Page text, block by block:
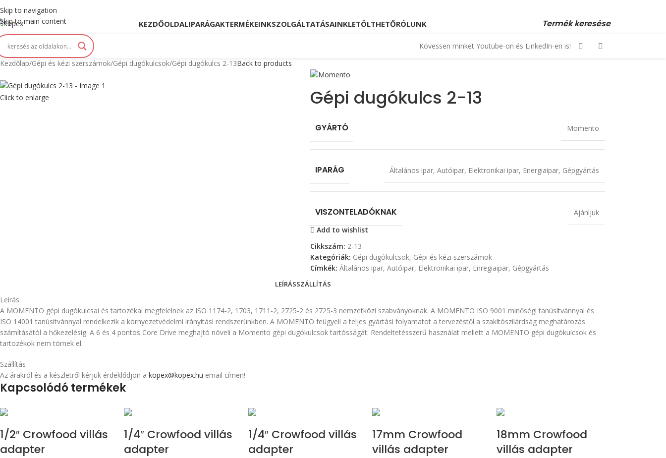
Skip to navigation
Skip to main content
Innováció és Tradíció kéz a kézben...
KEZDŐOLDALIPARÁGAKTERMÉKEINKSZOLGÁLTATÁSAINKLETÖLTHETŐRÓLUNK Termék keresése
Kövessen minket Youtube-on és LinkedIn-en is!
Kezdőlap Gépi és kézi szerszámok Gépi dugókulcsok Gépi dugókulcs 2-13Back to products
Click to enlarge Gépi dugókulcs 2-13
GYÁRTÓ Momento
IPARÁG Általános ipar, Autóipar, Elektronikai ipar, Energiaipar, Gépgyártás
VISZONTELADÓKNAK
Ajánljuk
Add to wishlist
Cikkszám: 2-13
Kategóriák: Gépi dugókulcsok, Gépi és kézi szerszámok
Címkék: Általános ipar, Autóipar, Elektronikai ipar, Enregiaipar, Gépgyártás
LEÍRÁSSZÁLLÍTÁS
Leírás
A MOMENTO gépi dugókulcsai és tartozékai megfelelnek az ISO 1174-2, 1703, 1711-2, 2725-2 és 2725-3 nemzetközi szabványoknak. A MOMENTO ISO 9001 minőségi tanúsítvánnyal és
ISO 14001 tanúsítvánnyal rendelkezik a környezetvédelmi irányítási rendszerünkben. A MOMENTO feügyeli a teljes gyártási folyamatot a tervezéstől a szakítószilárdság meghatározás
számításától a hőkezelésig. A 6 és 4 pontos Core Drive meghajtó növeli a Momento gépi dugókulcsok tartósságát. Rendeltetésszerű használat mellett a MOMENTO gépi dugókulcsok és
tartozékok nem törnek el.
Szállítás
Az árakról és a készletről kérjük érdeklődjön a kopex@kopex.hu email címen!
Kapcsolódó termékek
1/2″ Crowfood villás
adapter
1/4″ Crowfood villás
adapter
1/4″ Crowfood villás
adapter
17mm Crowfood
villás adapter
18mm Crowfood
villás adapter